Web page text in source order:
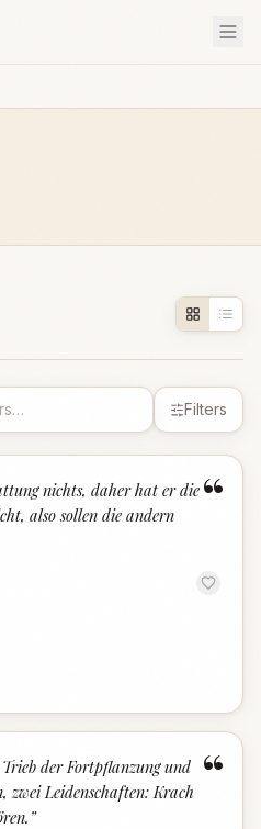
Filters
“
nichts, daher hat er die
also sollen die andern
“
der Fortpflanzung und
zwei Leidenschaften: Krach
”